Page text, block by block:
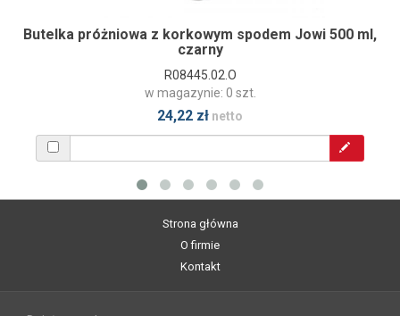
Butelka próżniowa z korkowym spodem Jowi 500 ml,
czarny
R08445.02.O
w magazynie: 0 szt.
24,22 zł netto
Strona główna
O firmie
Kontakt